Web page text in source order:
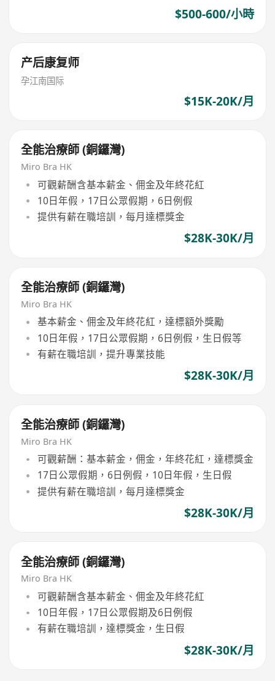
$500-600/小時
产后康复师
孕江南国际
$15K-20K/月
全能治療師 (銅鑼灣)
Miro Bra HK
可觀薪酬含基本薪金、佣金及年終花紅
10日年假，17日公眾假期，6日例假
提供有薪在職培訓，每月達標獎金
$28K-30K/月
全能治療師 (銅鑼灣)
Miro Bra HK
基本薪金、佣金及年終花紅，達標額外獎勵
10日年假，17日公眾假期，6日例假，生日假等
有薪在職培訓，提升專業技能
$28K-30K/月
全能治療師 (銅鑼灣)
Miro Bra HK
可觀薪酬：基本薪金，佣金，年終花紅，達標獎金
17日公眾假期，6日例假，10日年假，生日假
提供有薪在職培訓，每月達標獎金
$28K-30K/月
全能治療師 (銅鑼灣)
Miro Bra HK
可觀薪酬含基本薪金、佣金及年終花紅
10日年假，17日公眾假期及6日例假
有薪在職培訓，達標獎金，生日假
$28K-30K/月